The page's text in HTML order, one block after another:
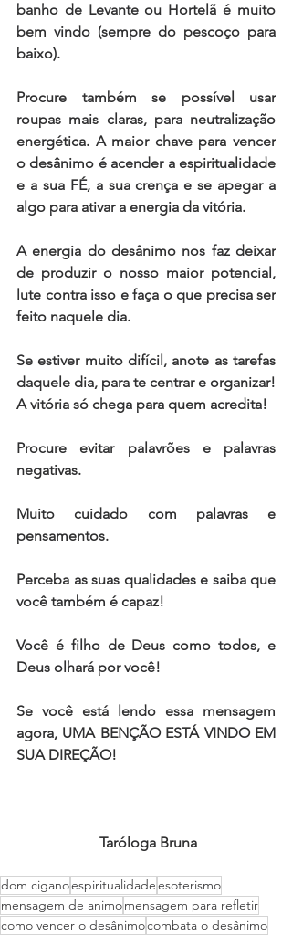
banho de Levante ou Hortelã é muito
bem vindo (sempre do pescoço para
baixo).
Procure também se possível usar
roupas mais claras, para neutralização
energética. A maior chave para vencer
o desânimo é acender a espiritualidade
e a sua FÉ, a sua crença e se apegar a
algo para ativar a energia da vitória.
A energia do desânimo nos faz deixar
de produzir o nosso maior potencial,
lute contra isso e faça o que precisa ser
feito naquele dia.
Se estiver muito difícil, anote as tarefas
daquele dia, para te centrar e organizar!
A vitória só chega para quem acredita!
Procure evitar palavrões e palavras
negativas.
Muito cuidado com palavras e
pensamentos.
Perceba as suas qualidades e saiba que
você também é capaz!
Você é filho de Deus como todos, e
Deus olhará por você!
Se você está lendo essa mensagem
agora, UMA BENÇÃO ESTÁ VINDO EM
SUA DIREÇÃO!
Taróloga Bruna
dom ciganoespiritualidadeesoterismo
mensagem de animomensagem para refletir
como vencer o desânimocombata o desânimo